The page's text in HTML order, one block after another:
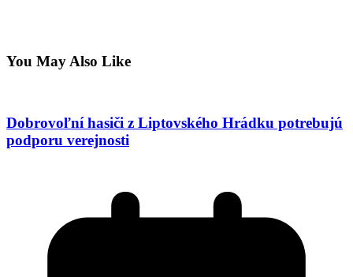
You May Also Like
Dobrovoľní hasiči z Liptovského Hrádku potrebujú
podporu verejnosti